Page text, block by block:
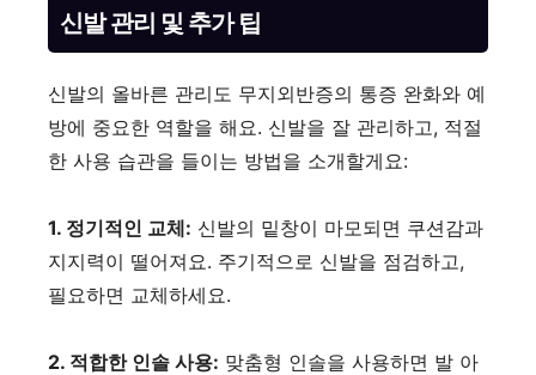
신발 관리 및 추가 팁
신발의 올바른 관리도 무지외반증의 통증 완화와 예
방에 중요한 역할을 해요. 신발을 잘 관리하고, 적절
한 사용 습관을 들이는 방법을 소개할게요:
1. 정기적인 교체: 신발의 밑창이 마모되면 쿠션감과
지지력이 떨어져요. 주기적으로 신발을 점검하고,
필요하면 교체하세요.
2. 적합한 인솔 사용: 맞춤형 인솔을 사용하면 발 아